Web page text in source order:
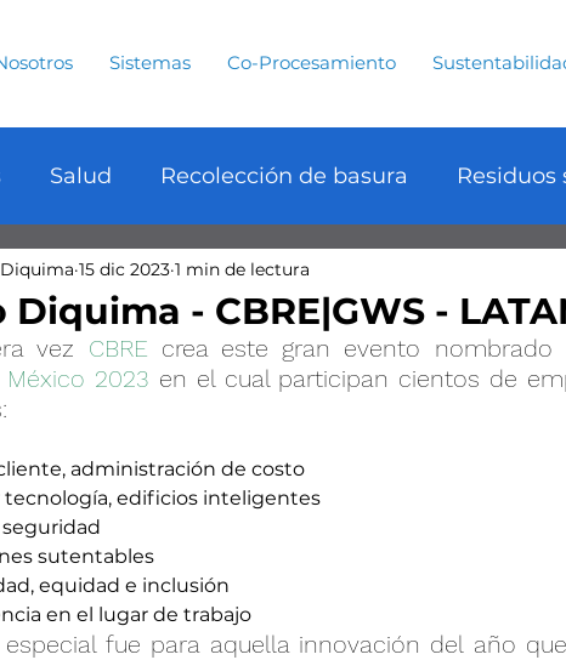
Sistemas Co-Procesamiento
Salud Recolección de basura Residuos
Ecología Sustentabilidad
Marina Contaminación Noticias
Crisis climática Greenpeace
Dosificador por goteo
Diquima - CBRE|GWS -
15 dic 2023 1 min de lectura
vez CBRE crea este gran evento nombrado
México 2023 en el cual participan cientos de
administración de costo
tecnología, edificios inteligentes
seguridad
sutentables
equidad e inclusión
en el lugar de trabajo
fue para aquella innovación del año